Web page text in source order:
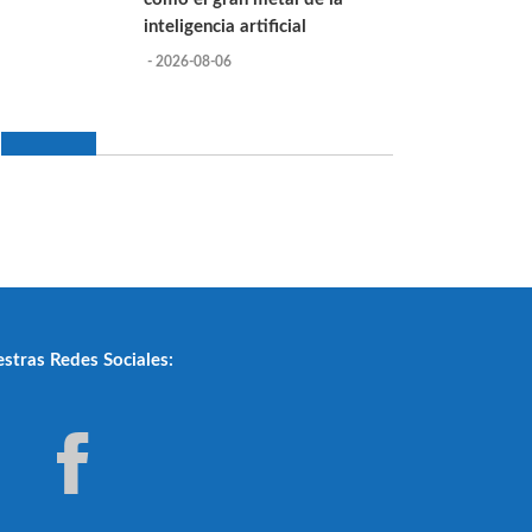
inteligencia artificial
- 2026-08-06
Redes Sociales: